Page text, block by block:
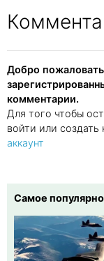
Добро
комментарии.
Для того чтобы
войти или создать
аккаунт
Самое